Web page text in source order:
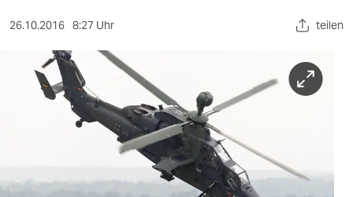
berlin
verlag
26.10.2016 8:27 Uhr teilen